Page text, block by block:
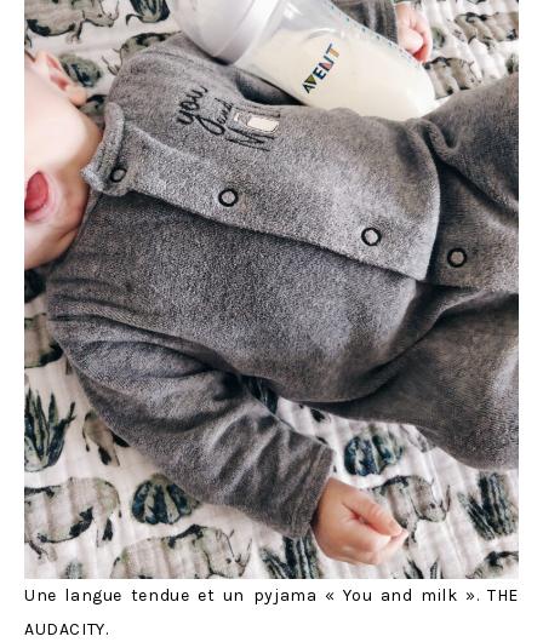
Une langue tendue et un pyjama « You and milk ». THE
AUDACITY.